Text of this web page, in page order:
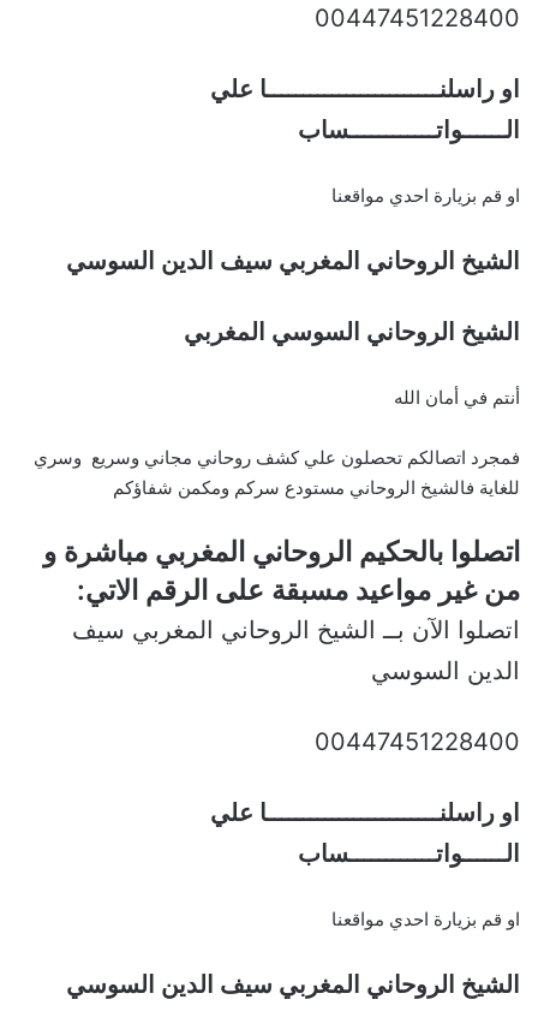
00447451228400
او راسلنــــــــــــــــــــــــا علي
الــــــواتــــــــــــساب
او قم بزيارة احدي مواقعنا
الشيخ الروحاني المغربي سيف الدين السوسي
الشيخ الروحاني السوسي المغربي
أنتم في أمان الله
فمجرد اتصالكم تحصلون علي كشف روحاني مجاني وسريع وسري
للغاية فالشيخ الروحاني مستودع سركم ومكمن شفاؤكم
اتصلوا بالحكيم الروحاني المغربي مباشرة و
من غير مواعيد مسبقة على الرقم الاتي:
اتصلوا الآن بــ الشيخ الروحاني المغربي سيف
الدين السوسي
00447451228400
او راسلنــــــــــــــــــــــــا علي
الــــــواتــــــــــــساب
او قم بزيارة احدي مواقعنا
الشيخ الروحاني المغربي سيف الدين السوسي